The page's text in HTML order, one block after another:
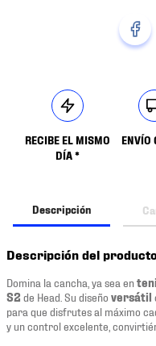
RECIBE EL MISMO
DÍA *
ENVÍO
Descripción
Descripción del
Domina la cancha, ya sea en
S2 de Head. Su diseño versátil
para que disfrutes al máximo
y un control excelente,